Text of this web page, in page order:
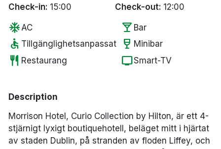
Check-in: 15:00 Check-out: 12:00
ac_unit AC local_bar Bar
accessible Tillgänglighetsanpassat wine_bar Minibar
restaurant Restaurang tvSmart-TV
Description
Morrison Hotel, Curio Collection by Hilton, är ett 4-
stjärnigt lyxigt boutiquehotell, beläget mitt i hjärtat
av staden Dublin, på stranden av floden Liffey, och